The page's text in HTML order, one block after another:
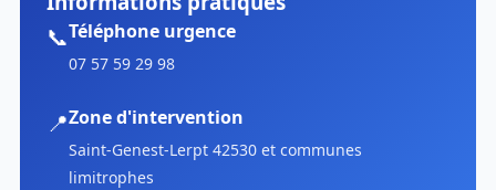
📞Téléphone urgence
07 57 59 29 98
📍Zone d'intervention
Saint-Genest-Lerpt 42530 et communes
limitrophes